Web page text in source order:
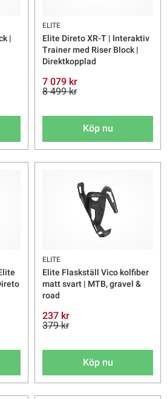
|
ELITE
Elite Direto XR-T | Interaktiv
Trainer med Riser Block |
Direktkopplad
7 079 kr
8 499 kr
Köp nu
ELITE
Elite Flaskställ Vico kolfiber
matt svart | MTB, gravel &
road
237 kr
379 kr
Köp nu